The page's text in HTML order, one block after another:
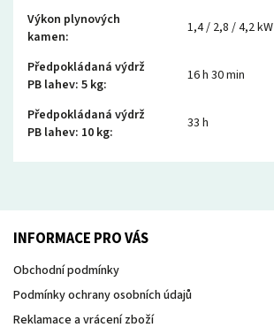
Výkon plynových
kamen:
1,4 / 2,8 / 4,2 kW
Předpokládaná výdrž
PB lahev: 5 kg:
16 h 30 min
Předpokládaná výdrž
PB lahev: 10 kg:
33 h
INFORMACE PRO VÁS
Obchodní podmínky
Podmínky ochrany osobních údajů
Reklamace a vrácení zboží